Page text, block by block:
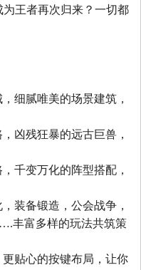
王者再次归来？一切都
细腻唯美的场景建筑，
凶残狂暴的远古巨兽，
千变万化的阵型搭配，
装备锻造，公会战争，
丰富多样的玩法共筑策
贴心的按键布局，让你